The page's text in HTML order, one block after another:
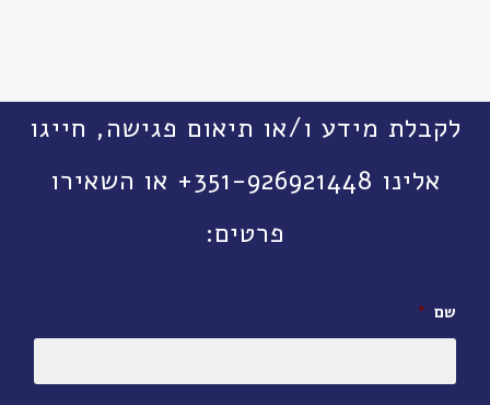
לקבלת מידע ו/או תיאום פגישה, חייגו
אלינו 351-926921448+ או השאירו
פרטים:
שם *